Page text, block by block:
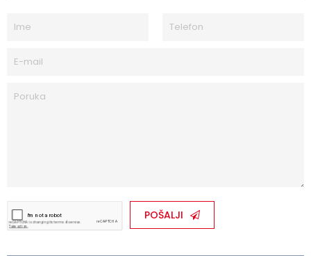
POŠALJI